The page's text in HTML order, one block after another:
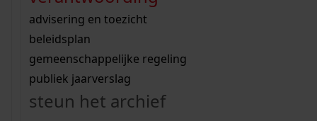
bouwvergunningen
omgevingsvergunningen
vergunningen
beeld en geluid
uitleg nodig?
Wij helpen u op weg met een aantal zoektips.
bekijk alle zoektips
Wij helpen u op weg met een aantal zoektips.
bekijk alle zoektips
bekijk ons geschiedenislokaal
advisering en toezicht
beleidsplan
gemeenschappelijke regeling
publiek jaarverslag
steun het archief
zoektips
Mijn Studiezaal (inloggen)